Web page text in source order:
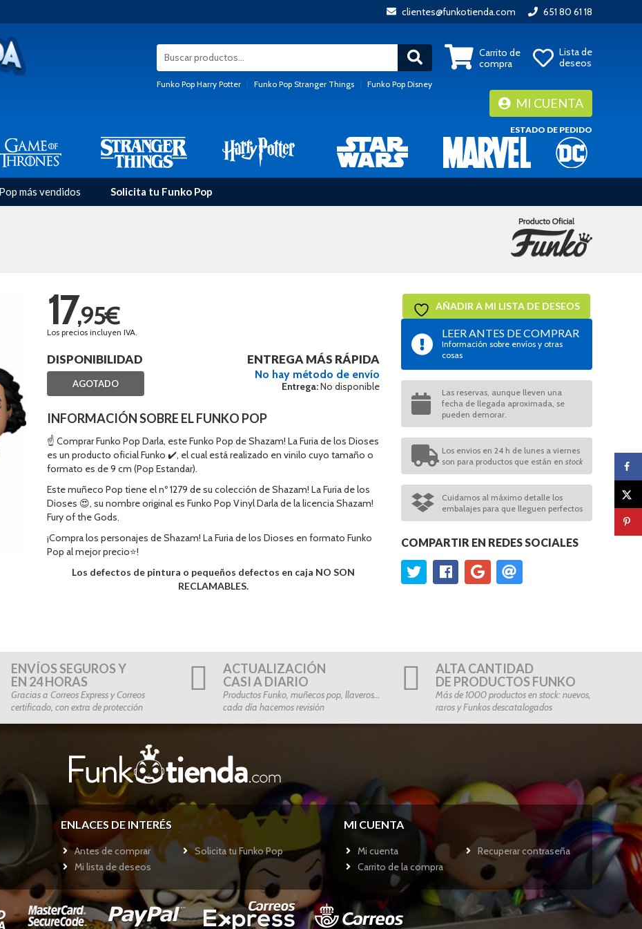
clientes@funkotienda.com 651 80 61 18
Funko Pop Harry Potter | Funko Pop Stranger Things | Funko Pop Disney
Carrito de
compra
Lista de
deseos
MI CUENTA
ESTADO DE PEDIDO
más vendidos Solicita tu Funko Pop
17,95€
Los precios incluyen IVA.
DISPONIBILIDAD
AGOTADO
ENTREGA MÁS RÁPIDA
No hay método de envío
Entrega:No disponible
INFORMACIÓN SOBRE EL FUNKO POP
☝ Comprar Funko Pop Darla, este Funko Pop de Shazam! La Furia de los Dioses
es un producto oficial Funko ✔️, el cual está realizado en vinilo cuyo tamaño o
formato es de 9 cm (Pop Estandar).
Este muñeco Pop tiene el nº 1279 de su colección de Shazam! La Furia de los
Dioses 😍, su nombre original es Funko Pop Vinyl Darla de la licencia Shazam!
Fury of the Gods.
¡Compra los personajes de Shazam! La Furia de los Dioses en formato Funko
Pop al mejor precio⭐!
Los defectos de pintura o pequeños defectos en caja NO SON
RECLAMABLES.
AÑADIR A MI LISTA DE DESEOS
LEER ANTES DE COMPRAR
Información sobre envíos y otras
cosas
Las reservas, aunque lleven una
fecha de llegada aproximada, se
pueden demorar.
Los envios en 24 h de lunes a viernes
son para productos que están en stock
Cuidamos al máximo detalle los
embalajes para que lleguen perfectos
COMPARTIR EN REDES SOCIALES
ENVÍOS SEGUROS Y
EN 24 HORAS
Gracias a Correos Express y Correos
certificado, con extra de protección
ACTUALIZACIÓN
CASI A DIARIO
Productos Funko, muñecos pop, llaveros…
cada día hacemos revisión
ALTA CANTIDAD
DE PRODUCTOS FUNKO
Más de 1000 productos en stock: nuevos,
raros y Funkos descatalogados
ENLACES DE INTERÉS
Antes de comprar
Solicita tu Funko Pop
Mi lista de deseos
MI CUENTA
Mi cuenta
Recuperar contraseña
Carrito de la compra